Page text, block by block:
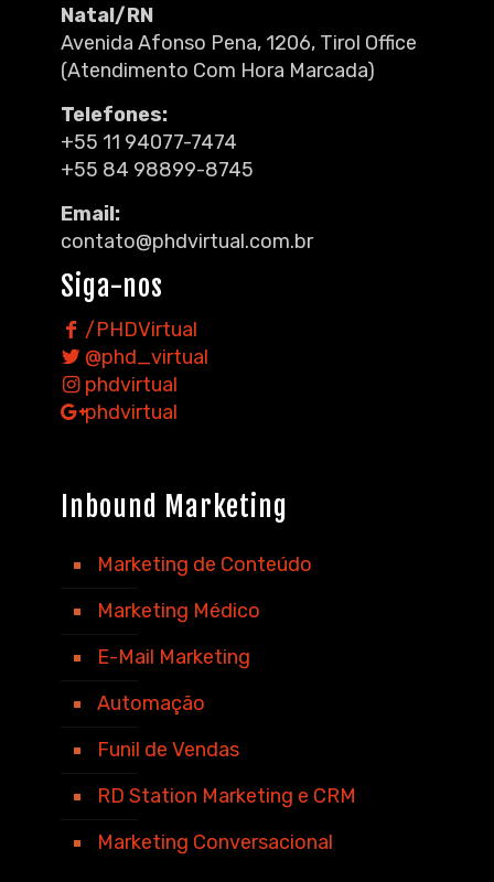
Natal/RN
Avenida Afonso Pena, 1206, Tirol Office
(Atendimento Com Hora Marcada)
Telefones:
+55 11 94077-7474
+55 84 98899-8745
Email:
contato@phdvirtual.com.br
Siga-nos
/PHDVirtual
@phd_virtual
phdvirtual
phdvirtual
Inbound Marketing
Marketing de Conteúdo
Marketing Médico
E-Mail Marketing
Automação
Funil de Vendas
RD Station Marketing e CRM
Marketing Conversacional